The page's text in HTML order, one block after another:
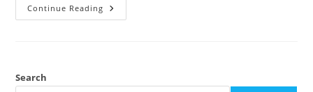
Continue Reading Resep
Cokelat
Dan
Search